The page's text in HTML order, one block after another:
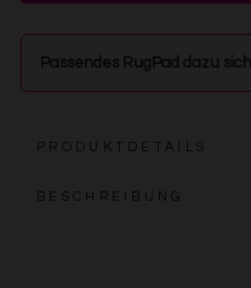
Passendes RugPad dazu
PRODUKTDETAILS
BESCHREIBUNG